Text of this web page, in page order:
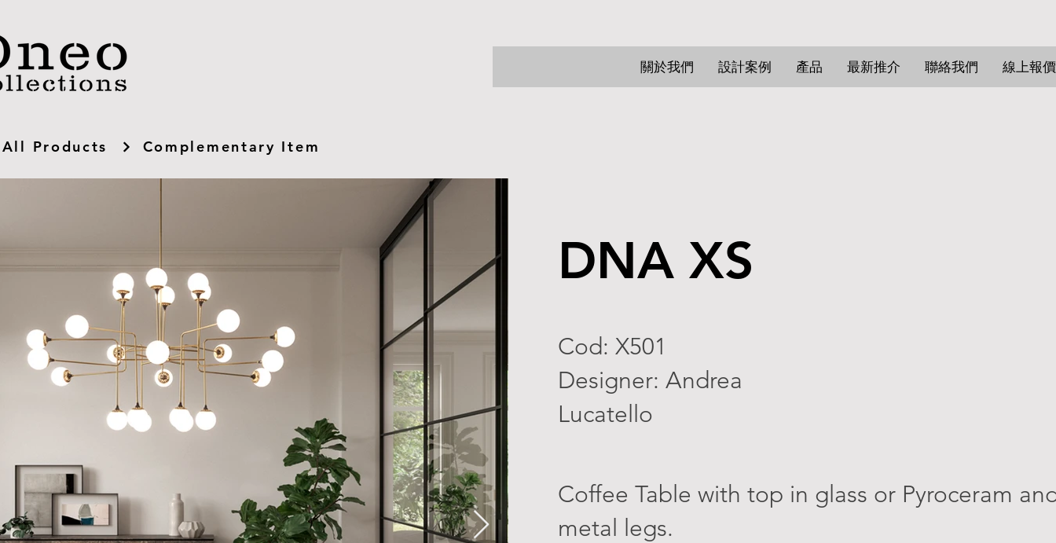
關於我們 設計案例 產品 最新推介 聯絡我們 線上報價
All Products Complementary Item
DNA XS
Cod: X501
Designer: Andrea
Lucatello
Coffee Table with top in glass or Pyroceram
metal legs.